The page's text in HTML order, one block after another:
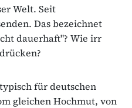
Welt. Seit
Das bezeichnet
dauerhaft"? Wie irr
für deutschen
gleichen Hochmut, von